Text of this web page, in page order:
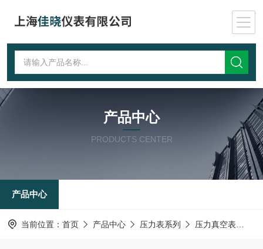
产品中心
PRODUCTS CENTER
产品中心
当前位置： 首页 产品中心 压力表系列 压力真空表